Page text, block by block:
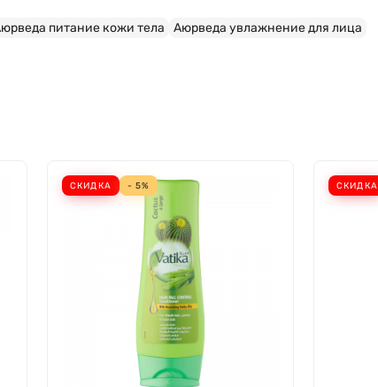
питание кожи тела
Аюрведа увлажнение для лица
СКИДКА - 5% СКИДКА